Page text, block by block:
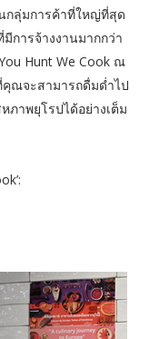
กลุ่มการค้าที่ใหญ่ที่สุด
การจ้างงานมากกว่า
Hunt We Cook ณ
คุณจะสามารถดื่มด่ำไป
าพยุโรปได้อย่างเต็ม